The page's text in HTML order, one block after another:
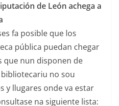
de León achega a
fa posible que los
pública puedan chegar
que nun disponen de
no sou
y llugares onde va estar
na siguiente lista: